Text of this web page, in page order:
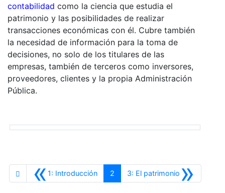
contabilidad como la ciencia que estudia el
patrimonio y las posibilidades de realizar
transacciones económicas con él. Cubre también
la necesidad de información para la toma de
decisiones, no solo de los titulares de las
empresas, también de terceros como inversores,
proveedores, clientes y la propia Administración
Pública.
«1: IntroducciónAnterior
2 »
3: El patrimonioSiguiente